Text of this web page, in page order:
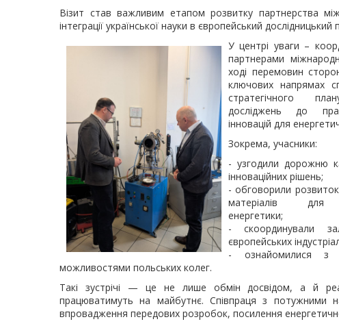
Візит став важливим етапом розвитку партнерства
інтеграції української науки в європейський дослідницький
У центрі уваги –
партнерами
ході перемовин
ключових напрямах
стратегічного
досліджень до
інновацій для
Зокрема, учасники:
- узгодили дорожню
інноваційних рішень;
- обговорили
матеріалів для
енергетики;
- скоординували
європейських
- ознайомилися з
можливостями польських колег.
Такі зустрічі — це не лише обмін досвідом, а й
працюватимуть на майбутнє. Співпраця з потужними
впровадження передових розробок, посилення